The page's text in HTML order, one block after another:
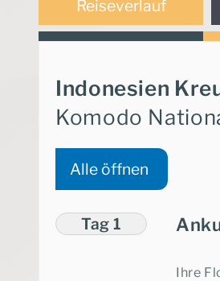
Reiseverlauf
Indonesien
Komodo
Alle öffnen
Tag 1
Ihre